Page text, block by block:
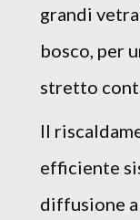
grandi
bosco, per
stretto
Il
efficiente
diffusione